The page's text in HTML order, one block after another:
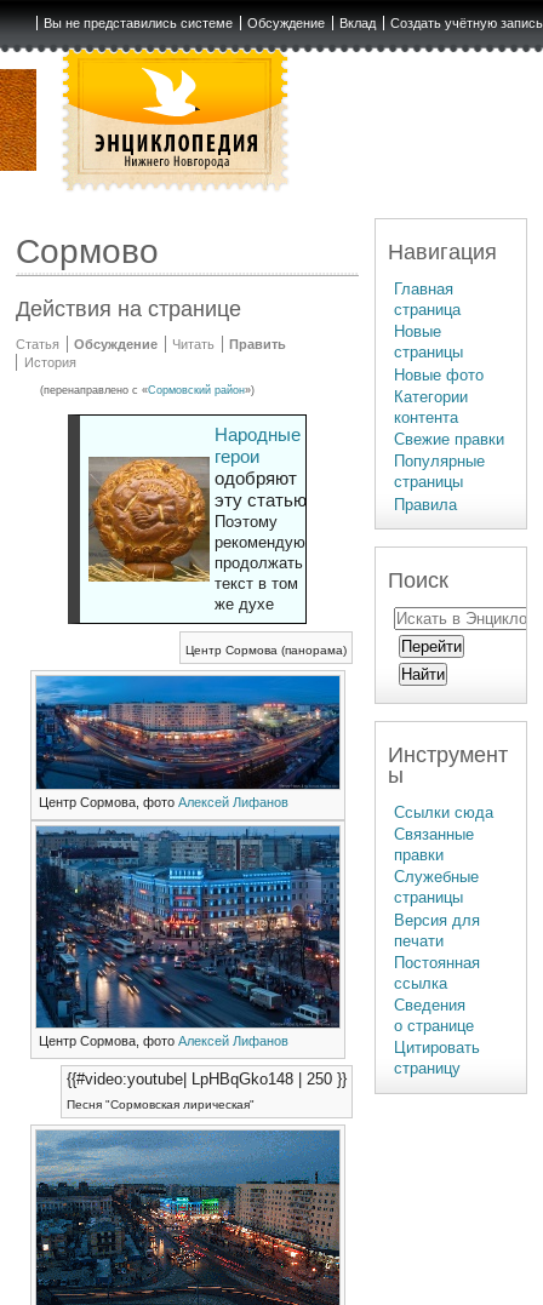
Вы не представились системе Обсуждение Вклад Создать учётную запись
Сормово
Действия на странице
Статья Обсуждение Читать
Править
История
(перенаправлено с «Сормовский район»)
Народные
герои
одобряют
эту статью
Поэтому
рекомендуют
продолжать
текст в том
же духе
Центр Сормова (панорама)
Центр Сормова, фото Алексей Лифанов
Центр Сормова, фото Алексей Лифанов
{{#video:youtube| LpHBqGko148 | 250 }}
Песня "Сормовская лирическая"
Навигация
Главная
страница
Новые
страницы
Новые фото
Категории
контента
Свежие правки
Популярные
страницы
Правила
Поиск
Инструмент
ы
Ссылки сюда
Связанные
правки
Служебные
страницы
Версия для
печати
Постоянная
ссылка
Сведения
о странице
Цитировать
страницу